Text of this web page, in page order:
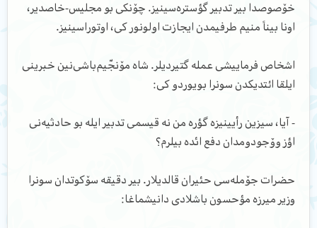
خۆصوصدا بیر تدبیر گؤستره‌سینیز. چۆنکی بو مجلیس-خاصدیر،
اونا بیناً منیم طرفیمدن ایجازت اولونور کی، اوتوراسینیز.
اشخاص فرماییشی عمله گتیردیلر. شاه مۆنجّیم‌باشی‌نین خبرینی
ایلقا ائتدیکدن سونرا بویوردو کی:
- آیا، سیزین رأیینیزه گؤره من نه قیسمی تدبیر ایله بو حادثیه‌نی
اؤز وۆجودومدان دفع ائده بیلرم؟
حضرات ج‍ۆمله‌سی حئیران قالدیلار. بیر دقیقه سۆکوتدان سونرا
وزیر میرزه مؤحسون باشلادی دانیشماغا: